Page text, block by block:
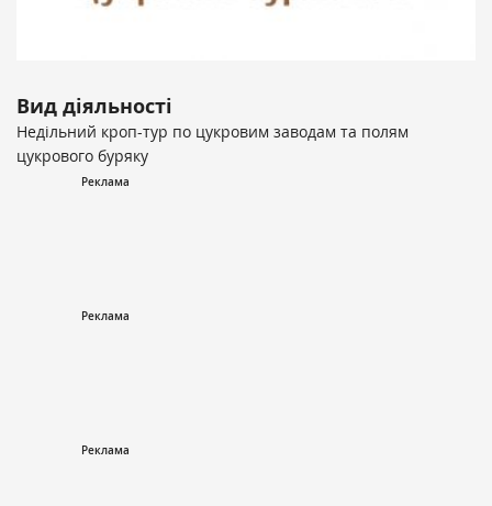
Вид діяльності
Недільний кроп-тур по цукровим заводам та полям
цукрового буряку